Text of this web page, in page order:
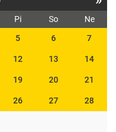
Pi So
Ne
5 6 7
12 13 14
19 20 21
26 27 28